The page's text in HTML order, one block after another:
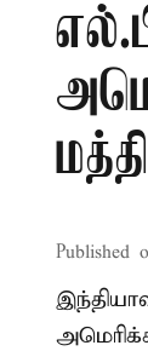
Published